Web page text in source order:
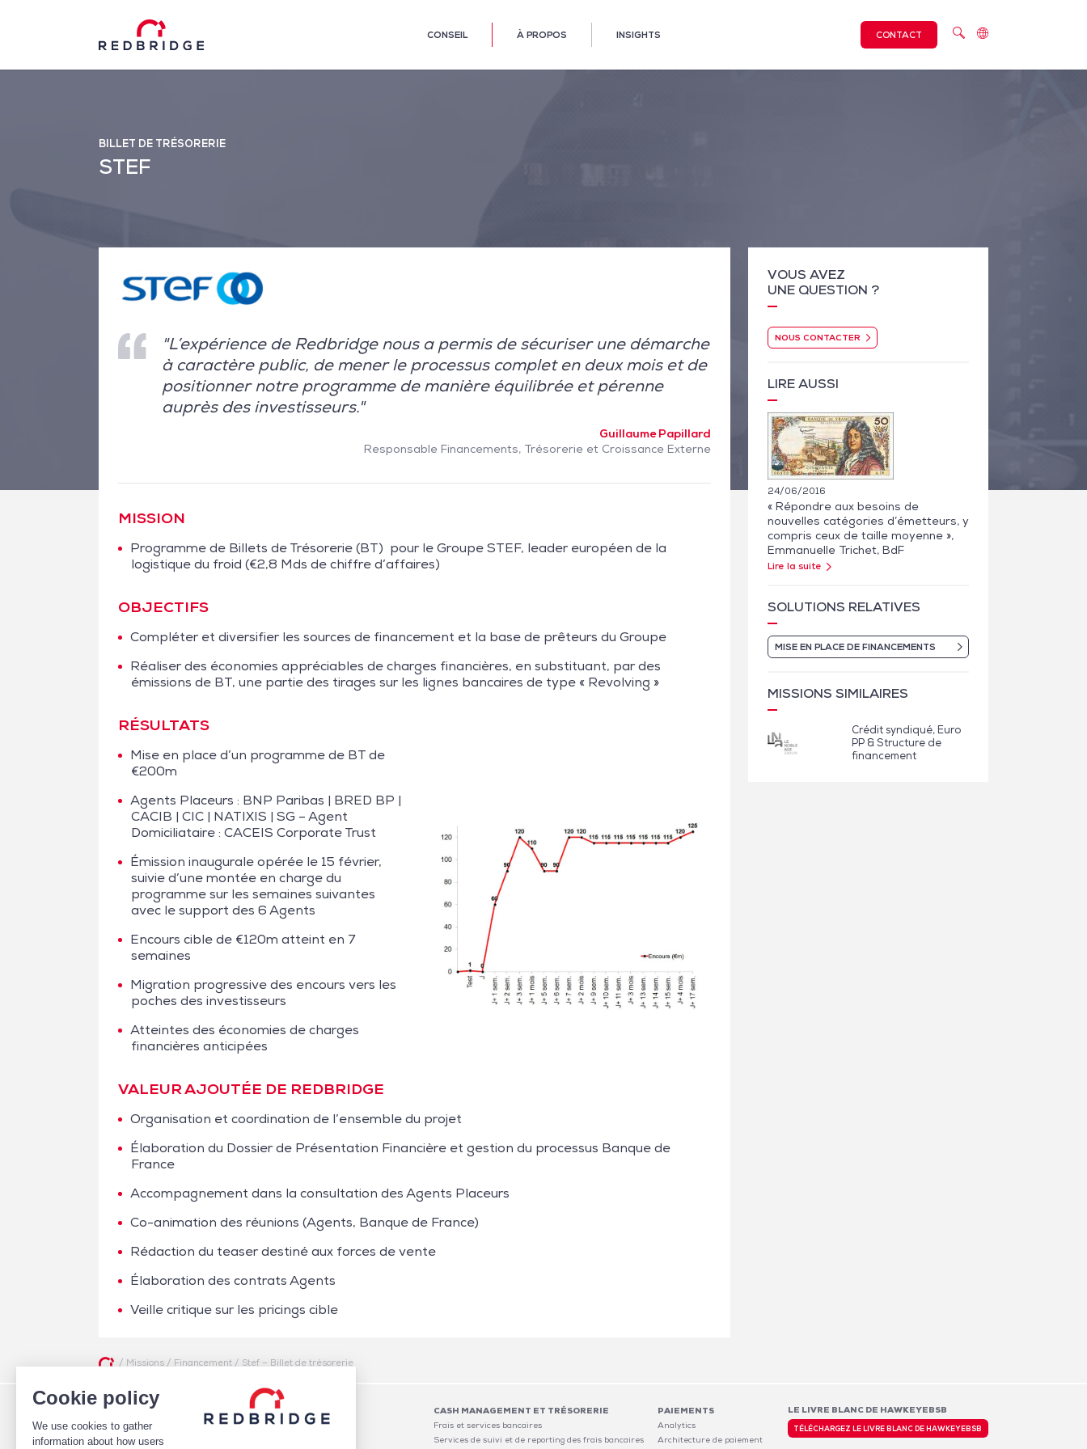
Cookie policy
We use cookies to gather
information about how users
CONSEIL À PROPOS INSIGHTS CONTACT
BILLET DE TRÉSORERIE
STEF
"L’expérience de Redbridge nous a permis de sécuriser une démarche
à caractère public, de mener le processus complet en deux mois et de
positionner notre programme de manière équilibrée et pérenne
auprès des investisseurs."
Guillaume Papillard
Responsable Financements, Trésorerie et Croissance Externe
MISSION
Programme de Billets de Trésorerie (BT) pour le Groupe STEF, leader européen de la
logistique du froid (€2,8 Mds de chiffre d’affaires)
OBJECTIFS
Compléter et diversifier les sources de financement et la base de prêteurs du Groupe
Réaliser des économies appréciables de charges financières, en substituant, par des
émissions de BT, une partie des tirages sur les lignes bancaires de type « Revolving »
RÉSULTATS
Mise en place d’un programme de BT de
€200m
Agents Placeurs : BNP Paribas | BRED BP |
CACIB | CIC | NATIXIS | SG – Agent
Domiciliataire : CACEIS Corporate Trust
Émission inaugurale opérée le 15 février,
suivie d’une montée en charge du
programme sur les semaines suivantes
avec le support des 6 Agents
Encours cible de €120m atteint en 7
semaines
Migration progressive des encours vers les
poches des investisseurs
Atteintes des économies de charges
financières anticipées
VALEUR AJOUTÉE DE REDBRIDGE
Organisation et coordination de l’ensemble du projet
Élaboration du Dossier de Présentation Financière et gestion du processus Banque de
France
Accompagnement dans la consultation des Agents Placeurs
Co-animation des réunions (Agents, Banque de France)
Rédaction du teaser destiné aux forces de vente
Élaboration des contrats Agents
Veille critique sur les pricings cible
VOUS AVEZ
UNE QUESTION ?
NOUS CONTACTER
LIRE AUSSI
24/06/2016
« Répondre aux besoins de
nouvelles catégories d’émetteurs, y
compris ceux de taille moyenne »,
Emmanuelle Trichet, BdF
Lire la suite
SOLUTIONS RELATIVES
MISE EN PLACE DE FINANCEMENTS
MISSIONS SIMILAIRES
Crédit syndiqué, Euro
PP & Structure de
financement
/ Missions / Financement / Stef – Billet de trésorerie
QUI SOMMES-NOUS
ÉQUIPE
CLIENTS
FINANCEMENTS
Pilotage des relations bancaires
CASH MANAGEMENT ET TRÉSORERIE
Frais et services bancaires
Services de suivi et de reporting des frais bancaires
PAIEMENTS
Analytics
Architecture de paiement
LE LIVRE BLANC DE HAWKEYEBSB
TÉLÉCHARGEZ LE LIVRE BLANC DE HAWKEYEBSB